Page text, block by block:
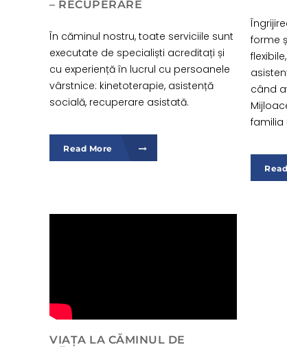
– RECUPERARE
În căminul nostru, toate serviciile sunt
executate de specialiști acreditați și
cu experiență în lucrul cu persoanele
vârstnice: kinetoterapie, asistență
socială, recuperare asistată.
Read More
forme
când
familia
VIAȚA LA CĂMINUL DE